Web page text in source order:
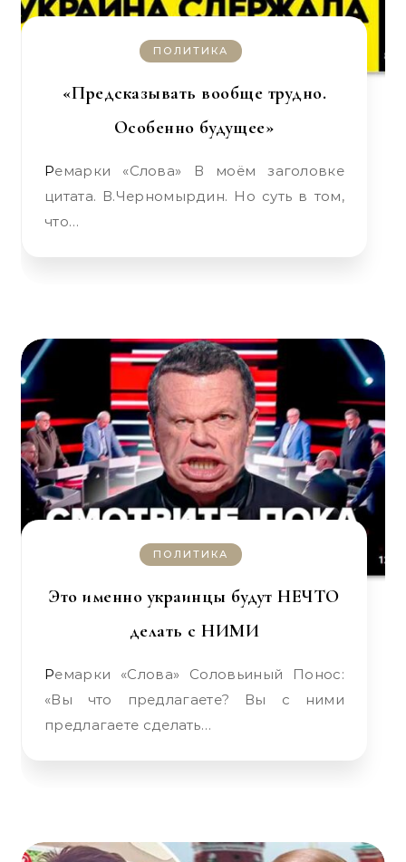
ПОЛИТИКА
«Предсказывать вообще трудно.
Особенно будущее»
Ремарки «Слова» В моём заголовке
цитата. В.Черномырдин. Но суть в том,
что…
ПОЛИТИКА
Это именно украинцы будут НЕЧТО
делать с НИМИ
Ремарки «Слова» Соловьиный Понос:
«Вы что предлагаете? Вы с ними
предлагаете сделать…